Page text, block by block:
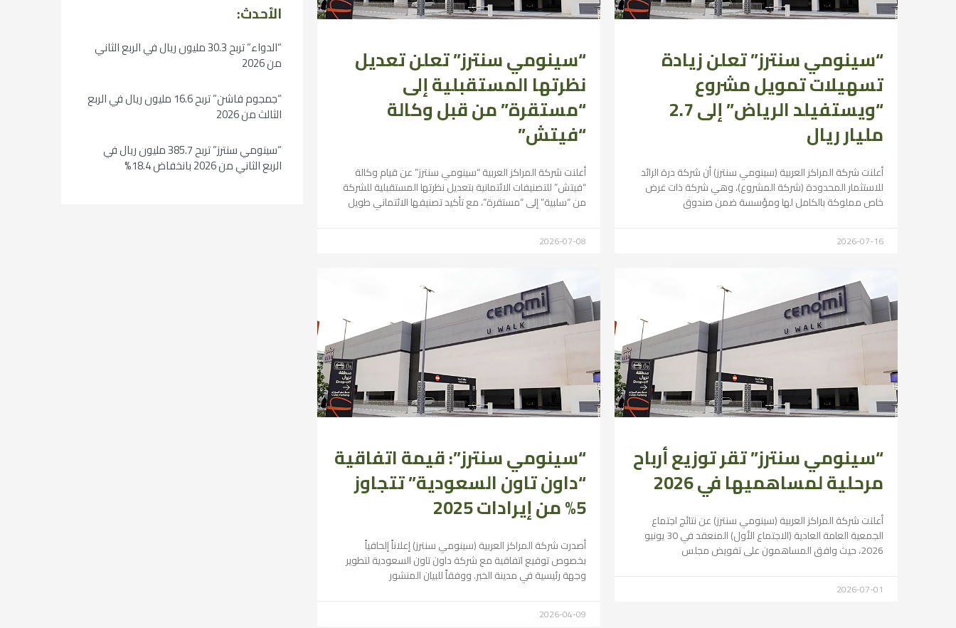
“سينومي سنترز” تعلن زيادة
تسهيلات تمويل مشروع
“ويستفيلد الرياض” إلى 2.7
مليار ريال
أعلنت شركة المراكز العربية (سينومي سنترز) أن شركة درة الرائد
للاستثمار المحدودة (شركة المشروع)، وهي شركة ذات غرض
خاص مملوكة بالكامل لها ومؤسسة ضمن صندوق
2026-07-16
“سينومي سنترز” تعلن تعديل
نظرتها المستقبلية إلى
“مستقرة” من قبل وكالة
“فيتش”
أعلنت شركة المراكز العربية “سينومي سنترز” عن قيام وكالة
“فيتش” للتصنيفات الائتمانية بتعديل نظرتها المستقبلية للشركة
من “سلبية” إلى “مستقرة”، مع تأكيد تصنيفها الائتماني طويل
2026-07-08
“سينومي سنترز” تقر توزيع أرباح
مرحلية لمساهميها في 2026
أعلنت شركة المراكز العربية (سينومي سنترز) عن نتائج اجتماع
الجمعية العامة العادية (الاجتماع الأول) المنعقد في 30 يونيو
2026، حيث وافق المساهمون على تفويض مجلس
2026-07-01
“سينومي سنترز”: قيمة اتفاقية
“داون تاون السعودية” تتجاوز
5% من إيرادات 2025
أصدرت شركة المراكز العربية (سينومي سنترز) إعلاناً إلحاقياً
بخصوص توقيع اتفاقية مع شركة داون تاون السعودية لتطوير
وجهة رئيسية في مدينة الخبر. ووفقاً للبيان المنشور
2026-04-09
الأحدث:
“الدواء” تربح 30.3 مليون ريال في الربع الثاني
من 2026
“جمجوم فاشن” تربح 16.6 مليون ريال في الربع
الثالث من 2026
“سينومي سنترز” تربح 385.7 مليون ريال في
الربع الثاني من 2026 بانخفاض 18.4%